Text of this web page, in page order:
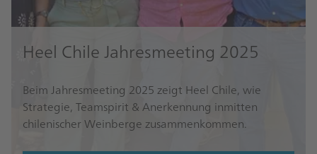
Heel Chile Jahresmeeting 2025
Beim Jahresmeeting 2025 zeigt Heel Chile, wie
Strategie, Teamspirit & Anerkennung inmitten
chilenischer Weinberge zusammenkommen.